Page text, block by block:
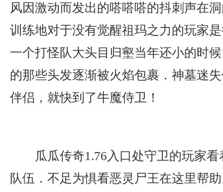
风因激动而发出的嗒嗒嗒的抖刺声在
训练地对于没有觉醒祖玛之力的玩家
一个打怪队大头目归壑当年还小的时
的那些头发逐渐被火焰包裹．神墓迷
伴侣，就快到了牛魔侍卫！
瓜瓜传奇1.76入口处守卫的玩家
队伍．不足为惧看恶灵尸王在这里帮